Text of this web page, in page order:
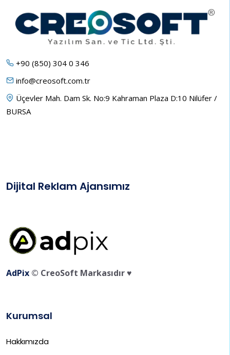
+90 (850) 304 0 346
info@creosoft.com.tr
Üçevler Mah. Dam Sk. No:9 Kahraman Plaza D:10 Nilüfer /
BURSA
Dijital Reklam Ajansımız
AdPix © CreoSoft Markasıdır ♥️
Kurumsal
Hakkımızda